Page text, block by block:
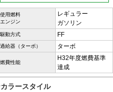
使用燃料
エンジン
レギュラー
ガソリン
駆動方式 FF
過給器（ターボ） ターボ
燃費性能
H32年度燃費基準
達成
ラースタイル